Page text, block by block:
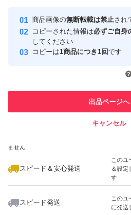
安心取引出品者
心・安
取引実績
引を
での取
ません
スピード＆安心発送
このユ
＆設定
す
スピード発送
このユ
に発送
商品画像の無断転載は禁止され
コピーされた情報は必ずご自身
してください
コピーは1商品につき1回です
出品ページへ
キャンセル